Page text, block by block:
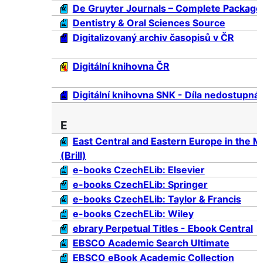
De Gruyter Journals – Complete
Dentistry & Oral Sciences Source
Digitalizovaný archiv časopisů v ČR
Digitální knihovna ČR
Digitální knihovna SNK - Díla
E
East Central and Eastern Europe in
(Brill)
e-books CzechELib: Elsevier
e-books CzechELib: Springer
e-books CzechELib: Taylor & Francis
e-books CzechELib: Wiley
ebrary Perpetual Titles - Ebook Central
EBSCO Academic Search Ultimate
EBSCO eBook Academic Collection